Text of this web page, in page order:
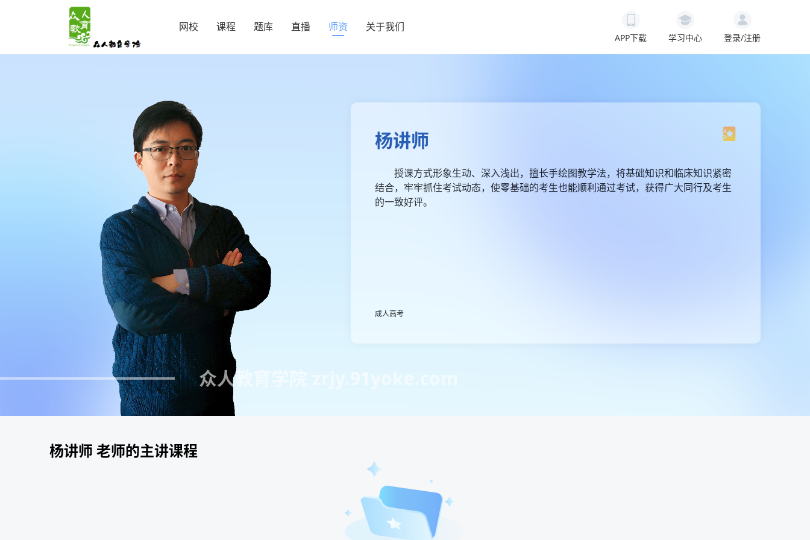
杨讲师 - 名师 - 众人教育学院
网校 课程 题库 直播 师资 关于我们
APP下载 学习中心 登录/注册
杨讲师
授课方式形象生动、深入浅出，擅长手绘图教学法，将基础知识和临床知识紧密
结合，牢牢抓住考试动态，使零基础的考生也能顺利通过考试，获得广大同行及考生
的一致好评。
成人高考
众人教育学院 zrjy.91yoke.com
杨讲师 老师的主讲课程